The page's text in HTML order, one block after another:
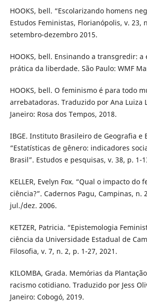
HOOKS, bell. “Escolarizando homens
Estudos Feministas, Florianópolis, v. 23,
setembro-dezembro 2015.
HOOKS, bell. Ensinando a transgredir: a
prática da liberdade. São Paulo: WMF
HOOKS, bell. O feminismo é para todo
arrebatadoras. Traduzido por Ana Luiza
Janeiro: Rosa dos Tempos, 2018.
IBGE. Instituto Brasileiro de Geografia e
“Estatísticas de gênero: indicadores
Brasil”. Estudos e pesquisas, v. 38, p. 1-
KELLER, Evelyn Fox. “Qual o impacto do
ciência?”. Cadernos Pagu, Campinas, n.
jul./dez. 2006.
KETZER, Patricia. “Epistemologia
ciência da Universidade Estadual de
Filosofia, v. 7, n. 2, p. 1-27, 2021.
KILOMBA, Grada. Memórias da
racismo cotidiano. Traduzido por Jess
Janeiro: Cobogó, 2019.